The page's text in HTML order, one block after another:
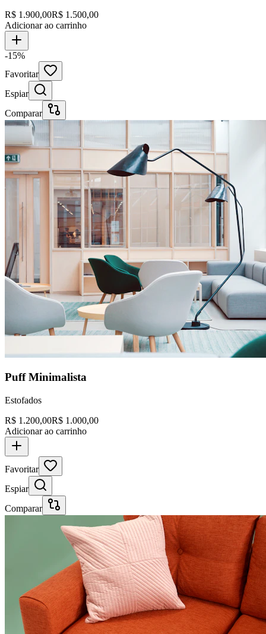
R$ 1.900,00R$ 1.500,00
Adicionar ao carrinho
-15%
Favoritar
Espiar
Comparar
Puff Minimalista
Estofados
R$ 1.200,00R$ 1.000,00
Adicionar ao carrinho
Favoritar
Espiar
Comparar